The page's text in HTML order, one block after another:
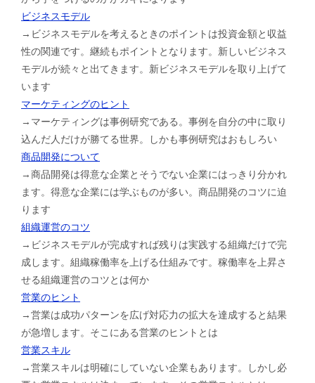
ビジネスモデル
→ビジネスモデルを考えるときのポイントは投資金額と収益
性の関連です。継続もポイントとなります。新しいビジネス
モデルが続々と出てきます。新ビジネスモデルを取り上げて
います
マーケティングのヒント
→マーケティングは事例研究である。事例を自分の中に取り
込んだ人だけが勝てる世界。しかも事例研究はおもしろい
商品開発について
→商品開発は得意な企業とそうでない企業にはっきり分かれ
ます。得意な企業には学ぶものが多い。商品開発のコツに迫
ります
組織運営のコツ
→ビジネスモデルが完成すれば残りは実践する組織だけで完
成します。組織稼働率を上げる仕組みです。稼働率を上昇さ
せる組織運営のコツとは何か
営業のヒント
→営業は成功パターンを広げ対応力の拡大を達成すると結果
が急増します。そこにある営業のヒントとは
営業スキル
→営業スキルは明確にしていない企業もあります。しかし必